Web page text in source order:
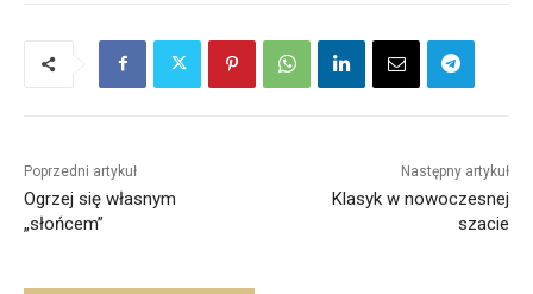
Poprzedni artykuł
Ogrzej się własnym
„słońcem”
Następny artykuł
Klasyk w nowoczesnej
szacie